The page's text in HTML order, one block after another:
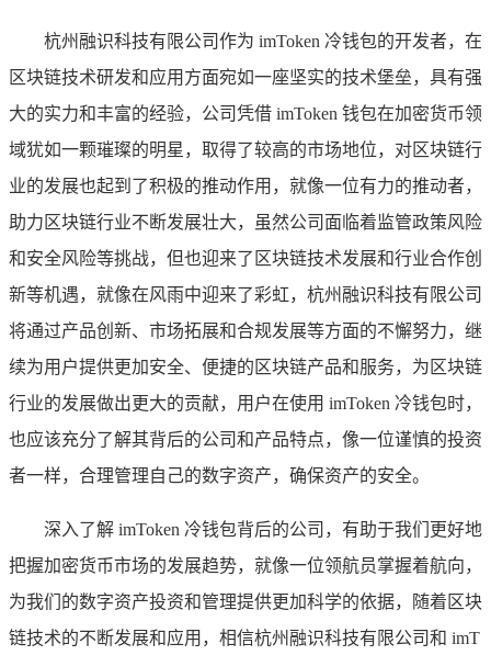
杭州融识科技有限公司作为 imToken 冷钱包的开发者，在
区块链技术研发和应用方面宛如一座坚实的技术堡垒，具有强
大的实力和丰富的经验，公司凭借 imToken 钱包在加密货币领
域犹如一颗璀璨的明星，取得了较高的市场地位，对区块链行
业的发展也起到了积极的推动作用，就像一位有力的推动者，
助力区块链行业不断发展壮大，虽然公司面临着监管政策风险
和安全风险等挑战，但也迎来了区块链技术发展和行业合作创
新等机遇，就像在风雨中迎来了彩虹，杭州融识科技有限公司
将通过产品创新、市场拓展和合规发展等方面的不懈努力，继
续为用户提供更加安全、便捷的区块链产品和服务，为区块链
行业的发展做出更大的贡献，用户在使用 imToken 冷钱包时，
也应该充分了解其背后的公司和产品特点，像一位谨慎的投资
者一样，合理管理自己的数字资产，确保资产的安全。
深入了解 imToken 冷钱包背后的公司，有助于我们更好地
把握加密货币市场的发展趋势，就像一位领航员掌握着航向，
为我们的数字资产投资和管理提供更加科学的依据，随着区块
链技术的不断发展和应用，相信杭州融识科技有限公司和 imT